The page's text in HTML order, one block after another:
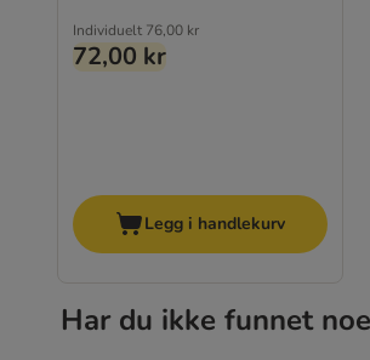
Individuelt 76,00 kr
72,00 kr
Legg i handlekurv
Har du ikke funnet